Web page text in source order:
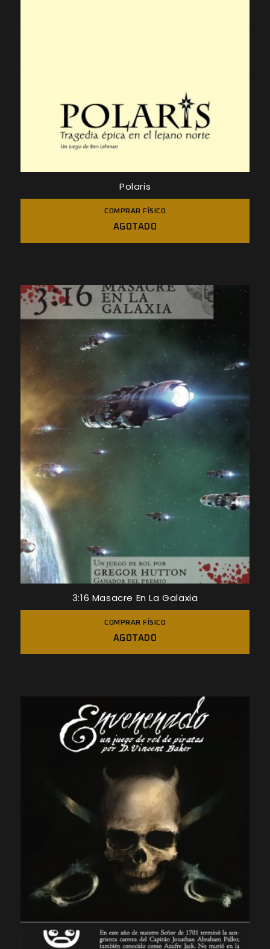
Polaris
COMPRAR FÍSICO
AGOTADO
3:16 Masacre En La Galaxia
COMPRAR FÍSICO
AGOTADO